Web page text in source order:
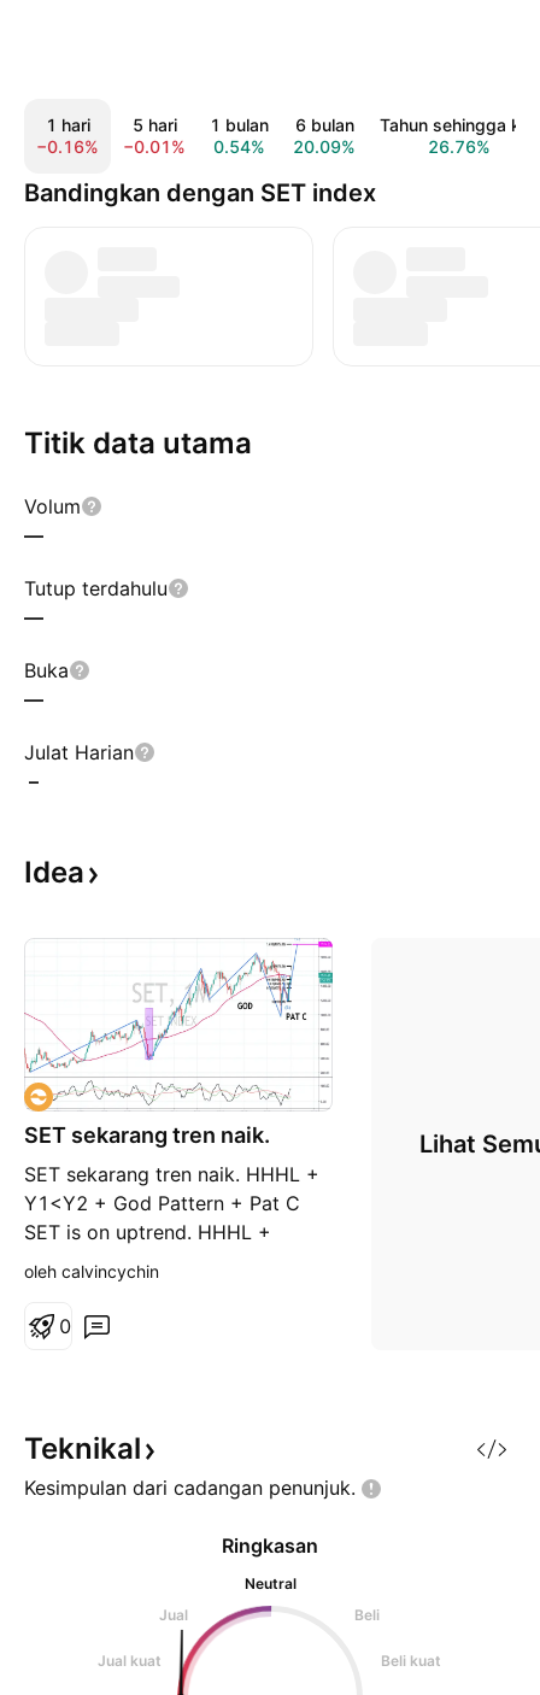
1 hari
−0.16%
5 hari
−0.01%
1 bulan
0.54%
6 bulan
20.09%
Tahun sehingga kini
26.76%
Bandingkan dengan SET index
Titik data utama
Volum
—
Tutup terdahulu
—
Buka
—
Julat Harian
–
Idea
SET sekarang tren naik.
SET sekarang tren naik. HHHL +
Y1<Y2 + God Pattern + Pat C
SET is on uptrend. HHHL +
Y1<Y2 + God Pattern + Pat C
oleh calvincychin
0
Lihat
Teknikal
Kesimpulan dari cadangan penunjuk.
Ringkasan
Neutral
Jual
Beli
Jual kuat Beli kuat